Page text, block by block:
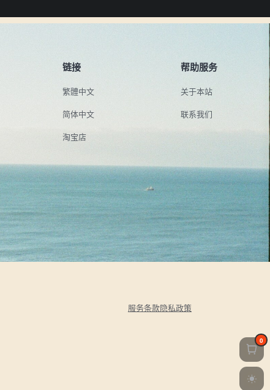
链接
繁體中文
简体中文
淘宝店
帮助服务
关于本站
联系我们
服务条款隐私政策
0